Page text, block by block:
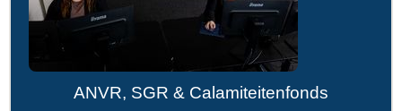
ANVR, SGR & Calamiteitenfonds